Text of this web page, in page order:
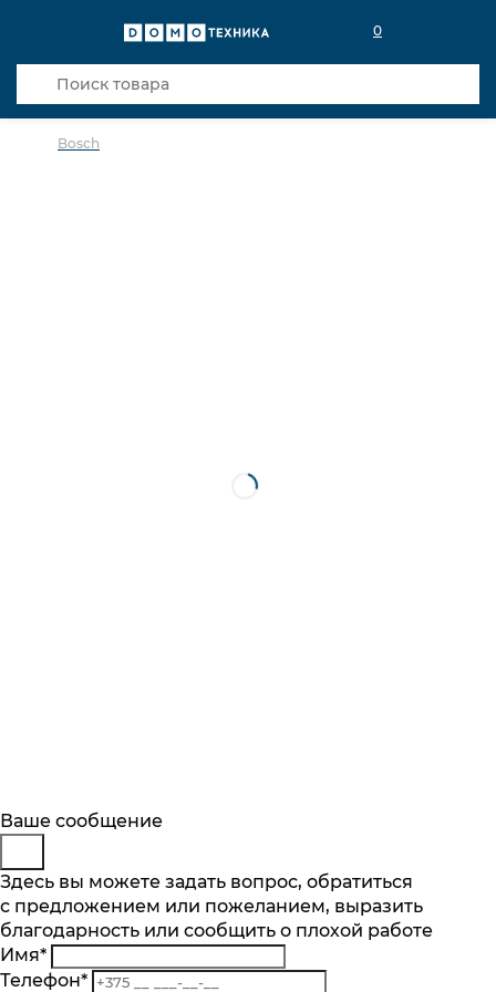
0
Bosch
Описание
Отзывы
Основные характеристики
Максимальный объём, л
1.5
Поддержание температуры
Будьте в курсе
Подпишитесь на последние обновления
и узнавайте о новинках и специальных
предложениях первыми
Подписаться
Заказ обратного звонка
Представьтесь
Телефон*
Комментарий
Ваше сообщение
Здесь вы можете задать вопрос, обратиться
с предложением или пожеланием, выразить
благодарность или сообщить о плохой работе
Имя*
Телефон*